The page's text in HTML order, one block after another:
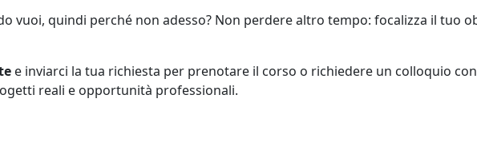
vuoi, quindi perché non adesso? Non perdere altro tempo: focalizza il tuo
e inviarci la tua richiesta per prenotare il corso o richiedere un colloquio
reali e opportunità professionali.